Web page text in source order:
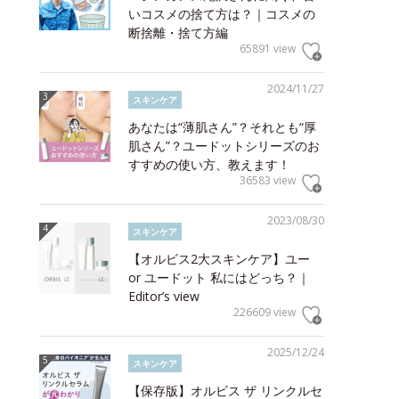
いコスメの捨て方は？｜コスメの
断捨離・捨て方編
65891 view
2024/11/27
スキンケア
あなたは“薄肌さん”？それとも“厚
肌さん”？ユードットシリーズのお
すすめの使い方、教えます！
36583 view
2023/08/30
スキンケア
【オルビス2大スキンケア】ユー
or ユードット 私にはどっち？｜
Editor’s view
226609 view
2025/12/24
スキンケア
【保存版】オルビス ザ リンクルセ